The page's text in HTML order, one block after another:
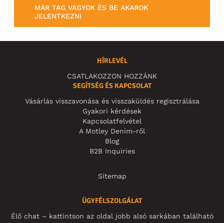
MÁR TAG VAGYOK ÉS BE AKAROK
JELENTKEZNI
HÍRLEVÉL
CSATLAKOZZON HOZZÁNK
SEGÍTSÉG ÉS KAPCSOLAT
Vásárlás visszavonása és visszaküldés regisztrálása
Gyakori kérdések
Kapcsolatfelvétel
A Motley Denim-ről
Blog
B2B Inquiries
Sitemap
ÜGYFÉLSZOLGÁLAT
Élő chat – kattintson az oldal jobb alsó sarkában található